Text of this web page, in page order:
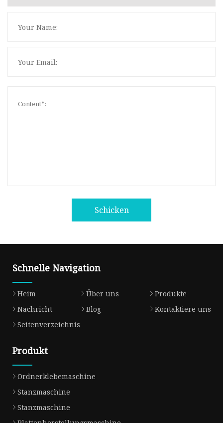
Schicken
Schnelle Navigation
Heim Über uns
Produkte
Nachricht
Blog
Kontaktiere uns
Seitenverzeichnis
Produkt
Ordnerklebemaschine
Stanzmaschine
Stanzmaschine